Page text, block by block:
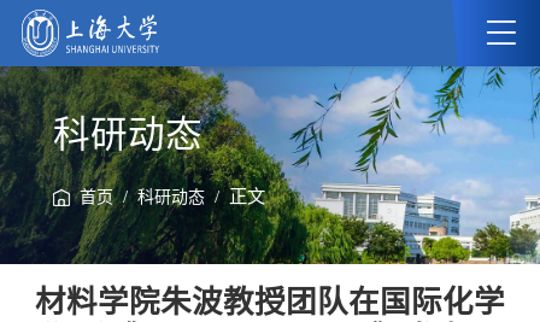
科研动态
首页/科研动态/ 正文
材料学院朱波教授团队在国际化学